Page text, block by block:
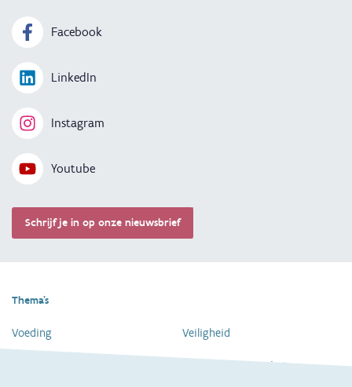
Facebook
LinkedIn
Instagram
Youtube
Schrijf je in op onze nieuwsbrief
Thema's
Voeding Veiligheid
Dagelijkse verzorging